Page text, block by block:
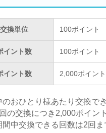
換単位 100ポイント
イント数 100ポイント
イント数 2,000ポイント
おひとり様あたり交換で
の交換につき2,000ポイン
中交換できる回数は2回ま